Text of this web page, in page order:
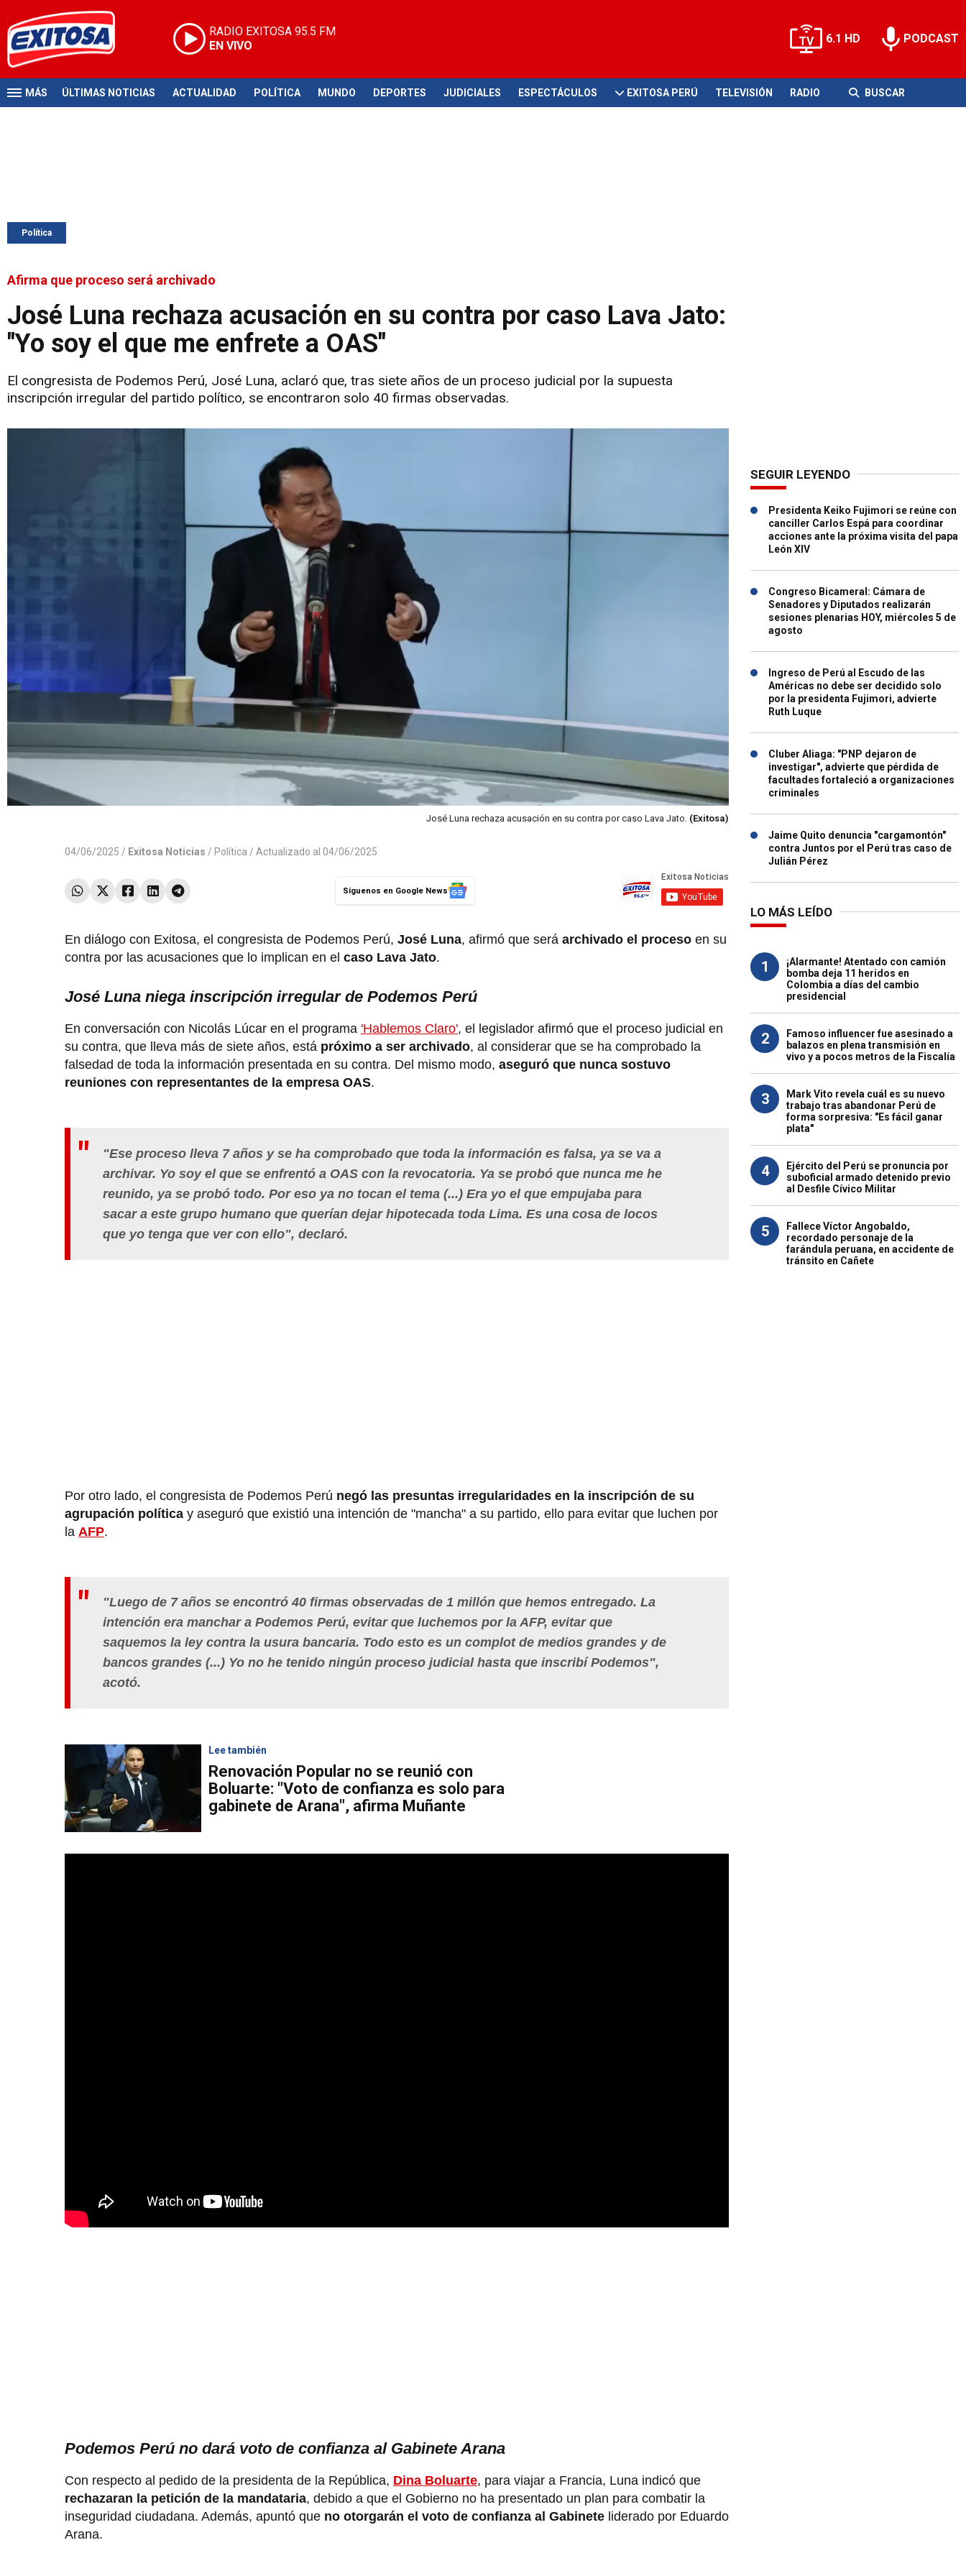
RADIO EXITOSA 95.5 FM
EN VIVO
6.1 HD PODCAST
MÁS ÚLTIMAS NOTICIAS ACTUALIDAD POLÍTICA MUNDO DEPORTES JUDICIALES ESPECTÁCULOS EXITOSA PERÚ TELEVISIÓN RADIO BUSCAR
Política
Afirma que proceso será archivado
José Luna rechaza acusación en su contra por caso Lava Jato:
"Yo soy el que me enfrete a OAS"
El congresista de Podemos Perú, José Luna, aclaró que, tras siete años de un proceso judicial por la supuesta
inscripción irregular del partido político, se encontraron solo 40 firmas observadas.
José Luna rechaza acusación en su contra por caso Lava Jato. (Exitosa)
04/06/2025 / Exitosa Noticias / Política / Actualizado al 04/06/2025
Síguenos en Google News
En diálogo con Exitosa, el congresista de Podemos Perú, José Luna, afirmó que será archivado el proceso en su
contra por las acusaciones que lo implican en el caso Lava Jato.
José Luna niega inscripción irregular de Podemos Perú
En conversación con Nicolás Lúcar en el programa 'Hablemos Claro', el legislador afirmó que el proceso judicial en
su contra, que lleva más de siete años, está próximo a ser archivado, al considerar que se ha comprobado la
falsedad de toda la información presentada en su contra. Del mismo modo, aseguró que nunca sostuvo
reuniones con representantes de la empresa OAS.
"Ese proceso lleva 7 años y se ha comprobado que toda la información es falsa, ya se va a
archivar. Yo soy el que se enfrentó a OAS con la revocatoria. Ya se probó que nunca me he
reunido, ya se probó todo. Por eso ya no tocan el tema (...) Era yo el que empujaba para
sacar a este grupo humano que querían dejar hipotecada toda Lima. Es una cosa de locos
que yo tenga que ver con ello", declaró.
Por otro lado, el congresista de Podemos Perú negó las presuntas irregularidades en la inscripción de su
agrupación política y aseguró que existió una intención de "mancha" a su partido, ello para evitar que luchen por
la AFP.
"Luego de 7 años se encontró 40 firmas observadas de 1 millón que hemos entregado. La
intención era manchar a Podemos Perú, evitar que luchemos por la AFP, evitar que
saquemos la ley contra la usura bancaria. Todo esto es un complot de medios grandes y de
bancos grandes (...) Yo no he tenido ningún proceso judicial hasta que inscribí Podemos",
acotó.
Lee también
Renovación Popular no se reunió con
Boluarte: "Voto de confianza es solo para
gabinete de Arana", afirma Muñante
Podemos Perú no dará voto de confianza al Gabinete Arana
Con respecto al pedido de la presidenta de la República, Dina Boluarte, para viajar a Francia, Luna indicó que
rechazaran la petición de la mandataria, debido a que el Gobierno no ha presentado un plan para combatir la
inseguridad ciudadana. Además, apuntó que no otorgarán el voto de confianza al Gabinete liderado por Eduardo
Arana.
SEGUIR LEYENDO
Presidenta Keiko Fujimori se reúne con
canciller Carlos Espá para coordinar
acciones ante la próxima visita del papa
León XIV
Congreso Bicameral: Cámara de
Senadores y Diputados realizarán
sesiones plenarias HOY, miércoles 5 de
agosto
Ingreso de Perú al Escudo de las
Américas no debe ser decidido solo
por la presidenta Fujimori, advierte
Ruth Luque
Cluber Aliaga: "PNP dejaron de
investigar", advierte que pérdida de
facultades fortaleció a organizaciones
criminales
Jaime Quito denuncia "cargamontón"
contra Juntos por el Perú tras caso de
Julián Pérez
LO MÁS LEÍDO
1
¡Alarmante! Atentado con camión
bomba deja 11 heridos en
Colombia a días del cambio
presidencial
2
Famoso influencer fue asesinado a
balazos en plena transmisión en
vivo y a pocos metros de la Fiscalía
3
Mark Vito revela cuál es su nuevo
trabajo tras abandonar Perú de
forma sorpresiva: "Es fácil ganar
plata"
4
Ejército del Perú se pronuncia por
suboficial armado detenido previo
al Desfile Cívico Militar
5
Fallece Víctor Angobaldo,
recordado personaje de la
farándula peruana, en accidente de
tránsito en Cañete